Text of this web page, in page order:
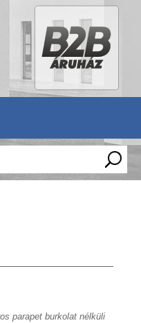
parapet burkolat nélküli